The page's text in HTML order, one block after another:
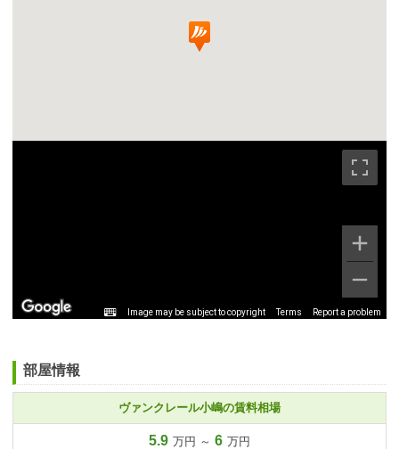
Image may be subject to copyright Terms Report a problem
部屋情報
ヴァンクレール小嶋の賃料相場
5.9 万円 ～ 6 万円